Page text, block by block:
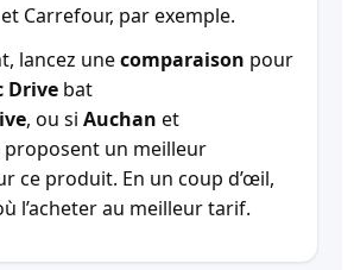
Carrefour, par exemple.
lancez unecomparaison pour
Drive bat
, ou si Auchan et
proposent un meilleur
ce produit. En un coup d’œil,
l’acheter au meilleur tarif.